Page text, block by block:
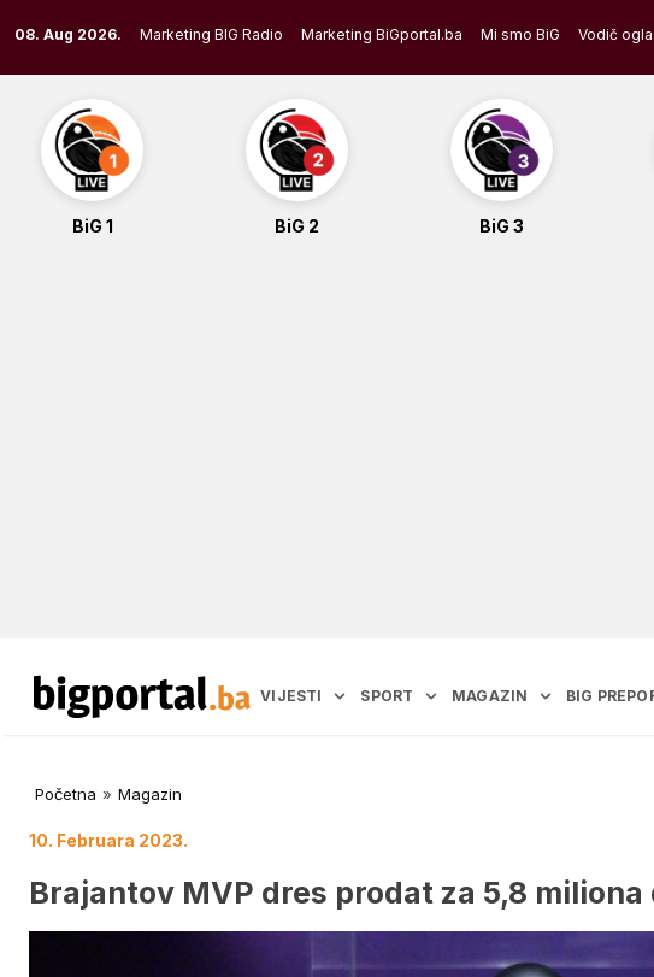
to
content
08. Aug 2026. Marketing BIG Radio Marketing BiGportal.ba Mi smo BiG Vodič
BiG 1 BiG 2 BiG 3
VIJESTI SPORT MAGAZIN BIG
Početna » Magazin
10. Februara 2023.
Brajantov MVP dres prodat za 5,8 miliona